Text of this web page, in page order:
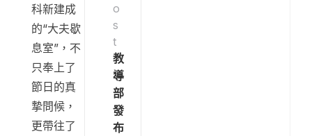
科新建成
的“大夫歇
息室”，不
只奉上了
節日的真
摯問候，
更帶往了
o
s
t
教
導
部
發
布